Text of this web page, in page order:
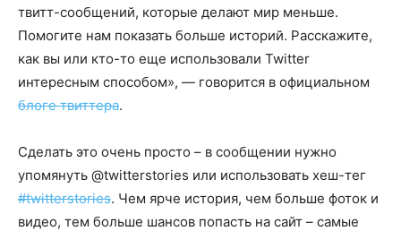
твитт-сообщений, которые делают мир меньше.
Помогите нам показать больше историй. Расскажите,
как вы или кто-то еще использовали Twitter
интересным способом», — говорится в официальном
блоге твиттера.
Сделать это очень просто – в сообщении нужно
упомянуть @twitterstories или использовать хеш-тег
#twitterstories. Чем ярче история, чем больше фоток и
видео, тем больше шансов попасть на сайт – самые